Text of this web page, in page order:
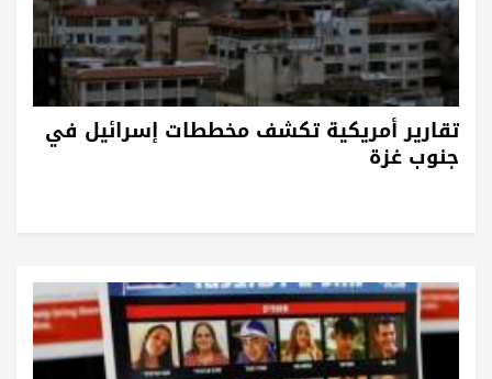
تقارير أمريكية تكشف مخططات إسرائيل في
جنوب غزة